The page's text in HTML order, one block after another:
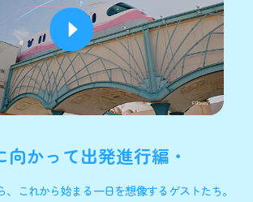
向かって出発進行編
これから始まる一日を想像するゲストたち。